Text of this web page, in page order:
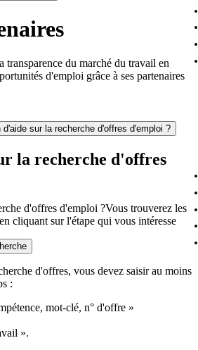
transparence du marché du travail en
d'emploi grâce à ses partenaires
sur la recherche d'offres d'emploi ?
la recherche d'offres
d'offres d'emploi ?Vous trouverez les
cliquant sur l'étape qui vous intéresse
d'offres, vous devez saisir au moins
:
mot-clé, n° d'offre »
».